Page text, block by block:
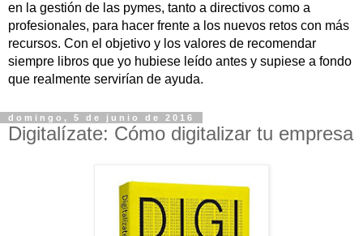
en la gestión de las pymes, tanto a directivos como a
profesionales, para hacer frente a los nuevos retos con más
recursos. Con el objetivo y los valores de recomendar
siempre libros que yo hubiese leído antes y supiese a fondo
que realmente servirían de ayuda.
domingo, 5 de junio de 2016
Digitalízate: Cómo digitalizar tu empresa